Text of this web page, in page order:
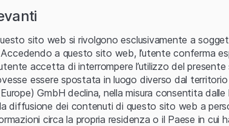
Errore
sito web si rivolgono esclusivamente a
a questo sito web, l’utente conferma
accetta di interrompere l’utilizzo del
essere spostata in luogo diverso dal
GmbH declina, nella misura consentita dalle
diffusione dei contenuti di questo sito web a
circa la propria residenza o il Paese in cui